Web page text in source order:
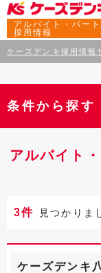
アルバイト・パート
採用情報
ケーズデンキ採用情報
条件から探す
アルバイト
3件 見つかりま
ケーズデンキ